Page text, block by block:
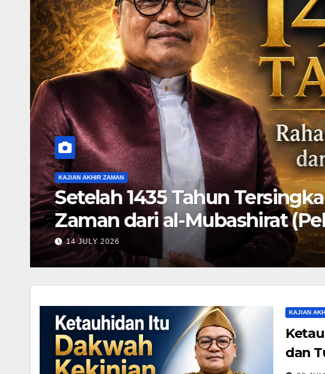
KAJIAN AKHIR ZAMAN
Setelah 1435 Tahun
Zaman dari al-Mubashirat
Muhammad Qasim)
14 JULY 2026
KAJIAN
dan